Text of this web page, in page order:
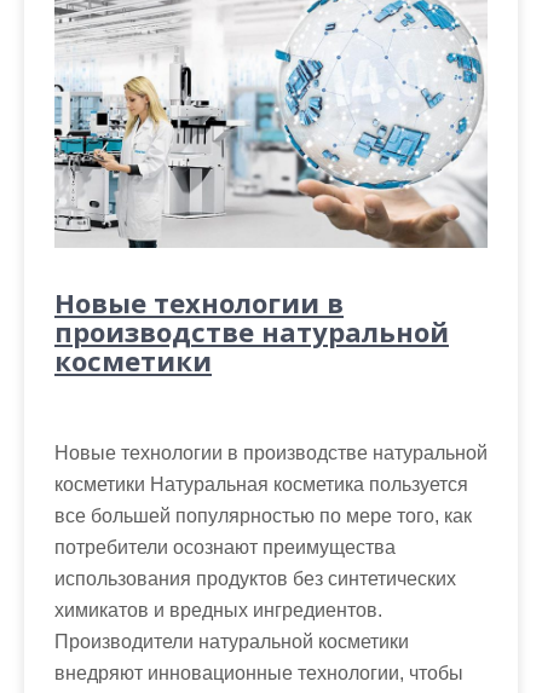
Новые технологии в
производстве натуральной
косметики
Новые технологии в производстве натуральной
косметики Натуральная косметика пользуется
все большей популярностью по мере того, как
потребители осознают преимущества
использования продуктов без синтетических
химикатов и вредных ингредиентов.
Производители натуральной косметики
внедряют инновационные технологии, чтобы